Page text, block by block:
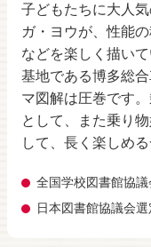
子どもたちに大人
ガ・ヨウが、性能
などを楽しく描い
基地である博多総
マ図解は圧巻です
として、また乗り
して、長く楽しめる
全国学校図書館協
日本図書館協議会